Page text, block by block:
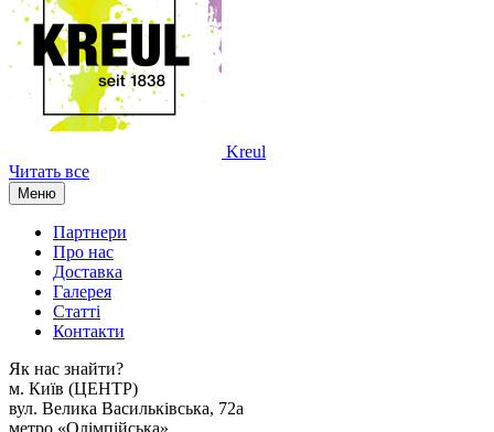
Kreul
Читать все
Меню
Партнери
Про нас
Доставка
Галерея
Статтi
Контакти
Як наc знайти?
м. Киïв (ЦЕНТР)
вул. Велика Васильківська, 72а
метро «Олімпійська»